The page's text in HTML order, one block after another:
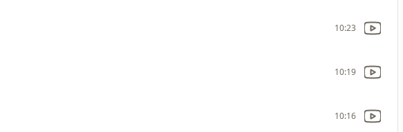
10:23
10:19
10:16